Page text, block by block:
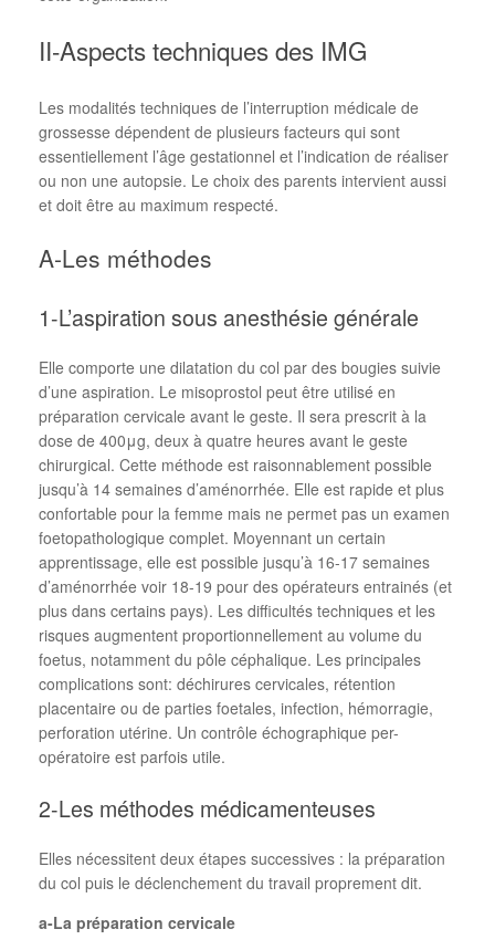
II-Aspects techniques des IMG
Les modalités techniques de l’interruption médicale de
grossesse dépendent de plusieurs facteurs qui sont
essentiellement l’âge gestationnel et l’indication de réaliser
ou non une autopsie. Le choix des parents intervient aussi
et doit être au maximum respecté.
A-Les méthodes
1-L’aspiration sous anesthésie générale
Elle comporte une dilatation du col par des bougies suivie
d’une aspiration. Le misoprostol peut être utilisé en
préparation cervicale avant le geste. Il sera prescrit à la
dose de 400μg, deux à quatre heures avant le geste
chirurgical. Cette méthode est raisonnablement possible
jusqu’à 14 semaines d’aménorrhée. Elle est rapide et plus
confortable pour la femme mais ne permet pas un examen
foetopathologique complet. Moyennant un certain
apprentissage, elle est possible jusqu’à 16-17 semaines
d’aménorrhée voir 18-19 pour des opérateurs entrainés (et
plus dans certains pays). Les difficultés techniques et les
risques augmentent proportionnellement au volume du
foetus, notamment du pôle céphalique. Les principales
complications sont: déchirures cervicales, rétention
placentaire ou de parties foetales, infection, hémorragie,
perforation utérine. Un contrôle échographique per-
opératoire est parfois utile.
2-Les méthodes médicamenteuses
Elles nécessitent deux étapes successives : la préparation
du col puis le déclenchement du travail proprement dit.
a-La préparation cervicale